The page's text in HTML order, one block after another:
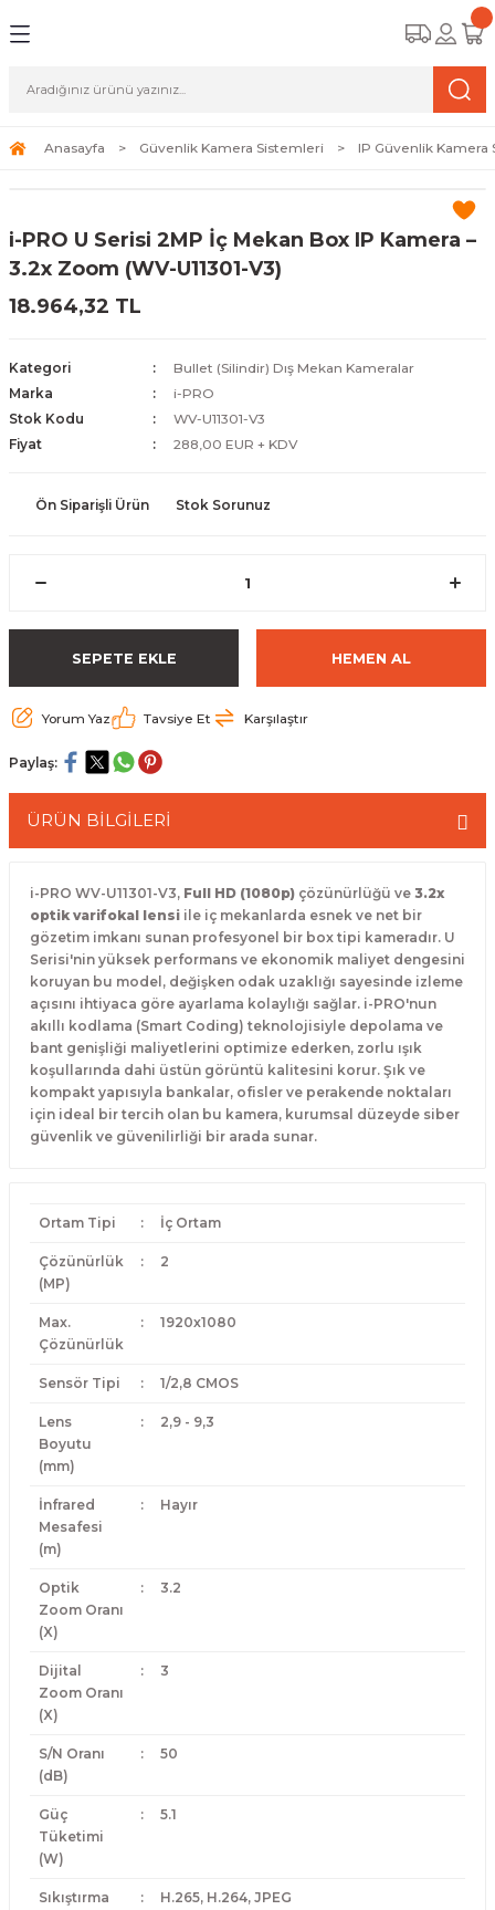
Sistemleri
Sistemleri (Network Kameraları)
ve Depolama Çözümleri
ve Bağlantı Kabloları
Kamera Lisansları
Güvenlik
Duvarı) Cihazları
Ağ Yönlendiricileri
Fi) ve Access Point Ürünleri
Antivirüs Yazılımları
ve Depolama Ürünleri
SSD
Kurtarma
Merkezi Altyapısı
Anasayfa Güvenlik Kamera Sistemleri IP Güvenlik Kamera
i-PRO U Serisi 2MP İç Mekan Box IP Kamera –
3.2x Zoom (WV-U11301-V3)
18.964,32 TL
Kategori
Bullet (Silindir) Dış Mekan Kameralar
Marka
i-PRO
Stok Kodu
WV-U11301-V3
Fiyat
288,00 EUR + KDV
Ön Siparişli Ürün Stok Sorunuz
SEPETE EKLE HEMEN AL
Yorum Yaz Tavsiye Et Karşılaştır
Paylaş:
ÜRÜN BİLGİLERİ
i-PRO WV-U11301-V3, Full HD (1080p) çözünürlüğü ve 3.2x
optik varifokal lensi ile iç mekanlarda esnek ve net bir
gözetim imkanı sunan profesyonel bir box tipi kameradır. U
Serisi'nin yüksek performans ve ekonomik maliyet dengesini
koruyan bu model, değişken odak uzaklığı sayesinde izleme
açısını ihtiyaca göre ayarlama kolaylığı sağlar. i-PRO'nun
akıllı kodlama (Smart Coding) teknolojisiyle depolama ve
bant genişliği maliyetlerini optimize ederken, zorlu ışık
koşullarında dahi üstün görüntü kalitesini korur. Şık ve
kompakt yapısıyla bankalar, ofisler ve perakende noktaları
için ideal bir tercih olan bu kamera, kurumsal düzeyde siber
güvenlik ve güvenilirliği bir arada sunar.
Ortam Tipi : İç Ortam
Çözünürlük
(MP)
: 2
Max.
Çözünürlük
: 1920x1080
Sensör Tipi : 1/2,8 CMOS
Lens
Boyutu
(mm)
: 2,9 - 9,3
İnfrared
Mesafesi
(m)
: Hayır
Optik
Zoom Oranı
(X)
: 3.2
Dijital
Zoom Oranı
(X)
: 3
S/N Oranı
(dB)
: 50
Güç
Tüketimi
(W)
: 5.1
Sıkıştırma
: H.265, H.264, JPEG